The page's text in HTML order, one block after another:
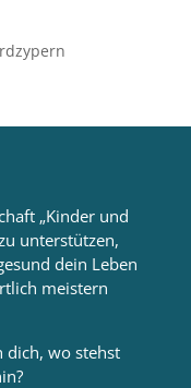
„Kinder und
unterstützen,
dein Leben
meistern
dich, wo stehst